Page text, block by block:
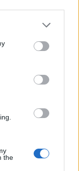
or more Google
You may click to
party tags to
in below Google
the
12:45 -